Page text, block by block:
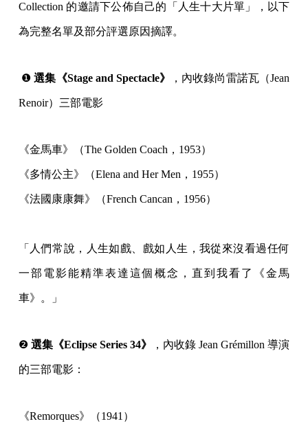
Collection 的邀請下公佈自己的「人生十大片單」，以下
為完整名單及部分評選原因摘譯。
❶選集《Stage and Spectacle》 ，內收錄尚雷諾瓦（Jean
Renoir）三部電影
《金馬車》（The Golden Coach，1953）
《多情公主》（Elena and Her Men，1955）
《法國康康舞》（French Cancan，1956）
「人們常說，人生如戲、戲如人生，我從來沒看過任何
一部電影能精準表達這個概念，直到我看了《金馬
車》。」
❷ 選集《Eclipse Series 34》 ，內收錄 Jean Grémillon 導演
的三部電影：
《Remorques》（1941）